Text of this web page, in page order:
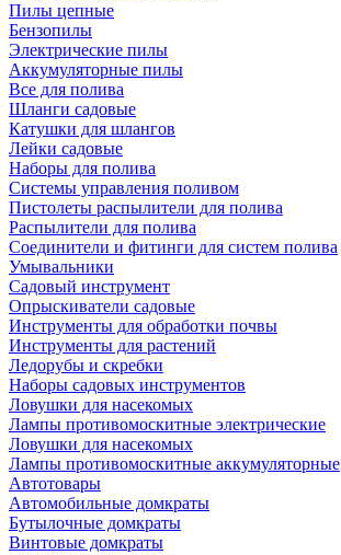
Пилы цепные
Бензопилы
Электрические пилы
Аккумуляторные пилы
Все для полива
Шланги садовые
Катушки для шлангов
Лейки садовые
Наборы для полива
Системы управления поливом
Пистолеты распылители для полива
Распылители для полива
Соединители и фитинги для систем полива
Умывальники
Садовый инструмент
Опрыскиватели садовые
Инструменты для обработки почвы
Инструменты для растений
Ледорубы и скребки
Наборы садовых инструментов
Ловушки для насекомых
Лампы противомоскитные электрические
Ловушки для насекомых
Лампы противомоскитные аккумуляторные
Автотовары
Автомобильные домкраты
Бутылочные домкраты
Винтовые домкраты